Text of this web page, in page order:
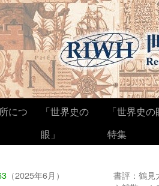
につ
「世界史の
眼」
「世界史
特集
（2025年6月）
書評：鶴見